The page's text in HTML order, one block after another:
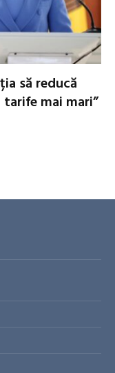
să reducă
mai mari”